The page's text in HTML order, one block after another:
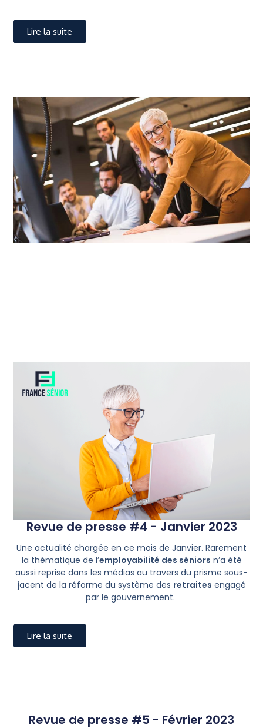
Lire la suite
Revue de presse #4 - Janvier 2023
Une actualité chargée en ce mois de Janvier. Rarement
la thématique de l’employabilité des séniors n’a été
aussi reprise dans les médias au travers du prisme sous-
jacent de la réforme du système des retraites engagé
par le gouvernement.
Lire la suite
Revue de presse #5 - Février 2023